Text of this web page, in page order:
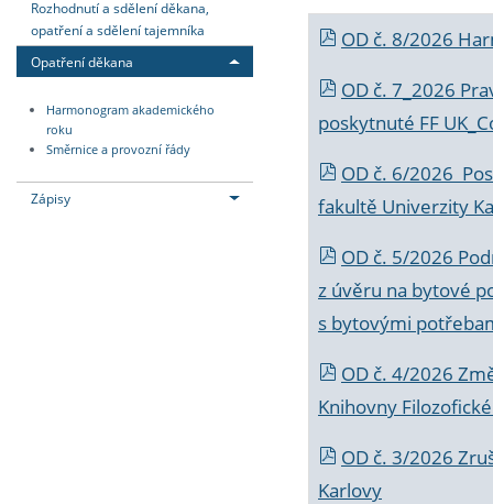
Rozhodnutí a sdělení děkana,
opatření a sdělení tajemníka
Opatření děkana
Harmonogram akademického
roku
Směrnice a provozní řády
Zápisy
OD č. 8/2026
OD č. 7_2026
poskytnuté FF
OD č. 6/2026
fakultě Univerzity
OD č. 5/2026
z úvěru na bytové
s bytovými
OD č. 4/2026
Knihovny
OD č. 3/2026
Karlovy